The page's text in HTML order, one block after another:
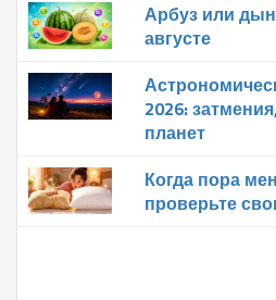
Арбуз или
августе
2026:
планет
Когда пора
проверьте